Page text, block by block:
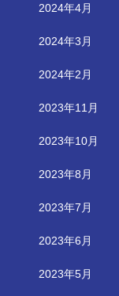
2024年4月
2024年3月
2024年2月
2023年11月
2023年10月
2023年8月
2023年7月
2023年6月
2023年5月